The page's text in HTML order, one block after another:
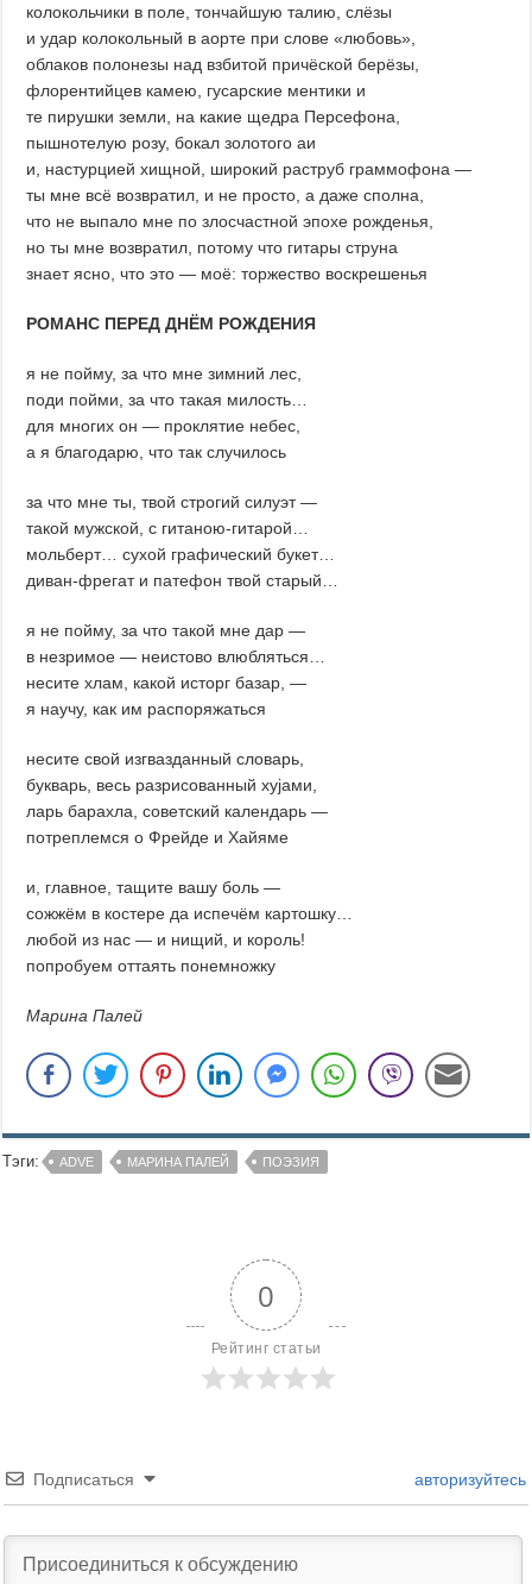
колокольчики в поле, тончайшую талию, слёзы
и удар колокольный в аорте при слове «любовь»,
облаков полонезы над взбитой причёской берёзы,
флорентийцев камею, гусарские ментики и
те пирушки земли, на какие щедра Персефона,
пышнотелую розу, бокал золотого аи
и, настурцией хищной, широкий раструб граммофона —
ты мне всё возвратил, и не просто, а даже сполна,
что не выпало мне по злосчастной эпохе рожденья,
но ты мне возвратил, потому что гитары струна
знает ясно, что это — моё: торжество воскрешенья
РОМАНС ПЕРЕД ДНЁМ РОЖДЕНИЯ
я не пойму, за что мне зимний лес,
поди пойми, за что такая милость…
для многих он — проклятие небес,
а я благодарю, что так случилось
за что мне ты, твой строгий силуэт —
такой мужской, с гитаною-гитарой…
мольберт… сухой графический букет…
диван-фрегат и патефон твой старый…
я не пойму, за что такой мне дар —
в незримое — неистово влюбляться…
несите хлам, какой исторг базар, —
я научу, как им распоряжаться
несите свой изгвазданный словарь,
букварь, весь разрисованный хуjaми,
ларь барахла, советский календарь —
потреплемся о Фрейде и Хайяме
и, главное, тащите вашу боль —
сожжём в костере да испечём картошку…
любой из нас — и нищий, и король!
попробуем оттаять понемножку
Марина Палей
Тэги: ADVE МАРИНА ПАЛЕЙ ПОЭЗИЯ
0
Рейтинг статьи
Подписаться авторизуйтесь